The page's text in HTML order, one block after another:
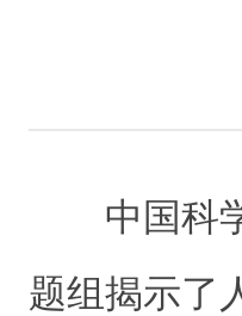
中国科
题组揭示了